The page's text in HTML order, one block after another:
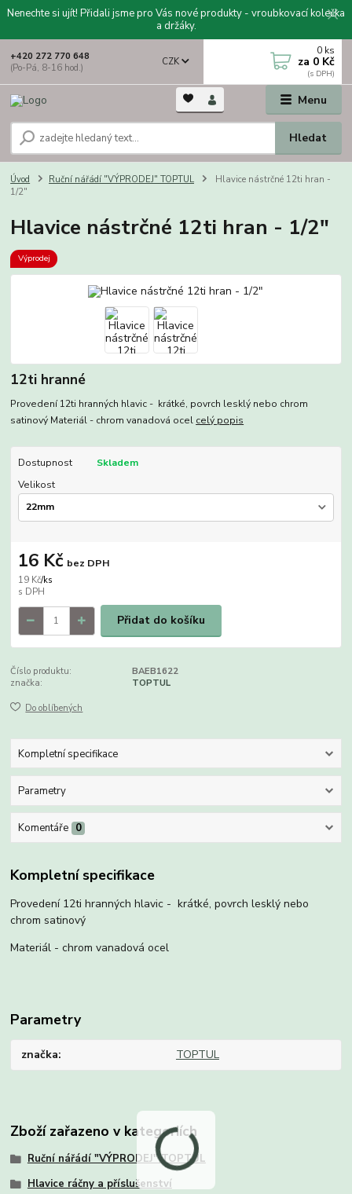
Nenechte si ujít! Přidali jsme pro Vás nové produkty - vroubkovací kolečka
a držáky.
Menu
CZK
Hledat
+420 272 770 648
(Po-Pá, 8-16 hod.)
0 ks
za 0 Kč
Úvod Ruční nářádí "VÝPRODEJ" TOPTUL
Hlavice nástrčné 12ti hran -
1/2"
Hlavice nástrčné 12ti hran - 1/2"
Výprodej
12ti hranné
Provedení 12ti hranných hlavic - krátké, povrch lesklý nebo chrom
satinový Materiál - chrom vanadová ocel celý popis
Dostupnost
Skladem
Velikost
19 Kč/ks
16 Kč bez DPH
Přidat do košíku
Číslo produktu:
BAEB1622
značka:
TOPTUL
Do oblíbených
Kompletní specifikace
Parametry
Komentáře 0
Kompletní specifikace
Provedení 12ti hranných hlavic - krátké, povrch lesklý nebo
chrom satinový
Materiál - chrom vanadová ocel
Parametry
značka TOPTUL
Zboží zařazeno v kategoriích
Ruční nářádí "VÝPRODEJ" TOPTUL
Hlavice ráčny a příslušenství